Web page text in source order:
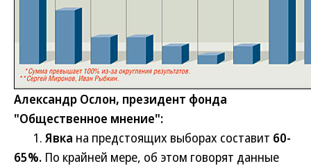
Александр Ослон, президент фонда
"Общественное мнение":
1. Явка на предстоящих выборах составит 60-
65%. По крайней мере, об этом говорят данные